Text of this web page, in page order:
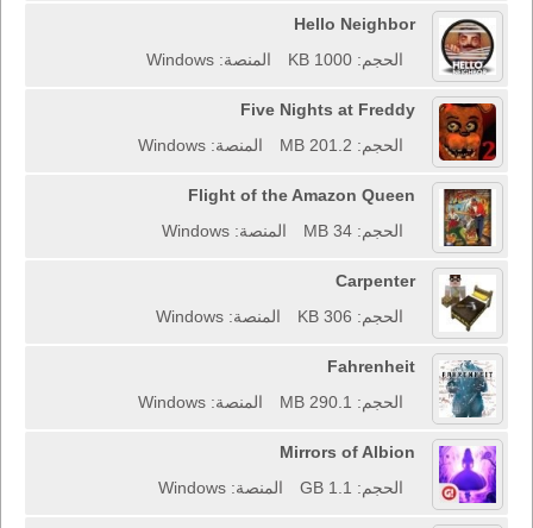
Hello Neighbor
الحجم: 1000 KB
المنصة: Windows
Five Nights at Freddy
الحجم: 201.2 MB
المنصة: Windows
Flight of the Amazon Queen
الحجم: 34 MB
المنصة: Windows
Carpenter
الحجم: 306 KB
المنصة: Windows
Fahrenheit
الحجم: 290.1 MB
المنصة: Windows
Mirrors of Albion
الحجم: 1.1 GB
المنصة: Windows